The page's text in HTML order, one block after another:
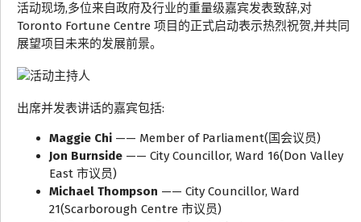
活动现场,多位来自政府及行业的重量级嘉宾发表致辞,对
Toronto Fortune Centre 项目的正式启动表示热烈祝贺,并共同
展望项目未来的发展前景。
出席并发表讲话的嘉宾包括:
Maggie Chi —— Member of Parliament(国会议员)
Jon Burnside —— City Councillor, Ward 16(Don Valley
East 市议员)
Michael Thompson —— City Councillor, Ward
21(Scarborough Centre 市议员)